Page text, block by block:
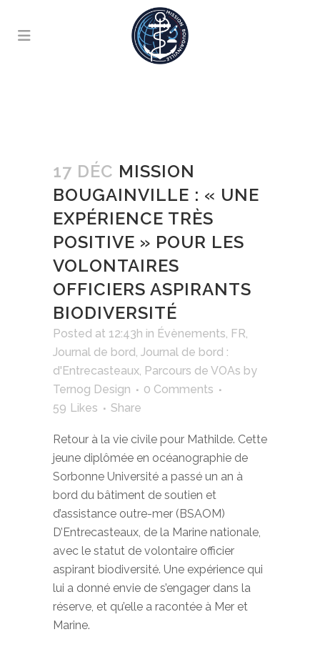
17 DÉC MISSION
BOUGAINVILLE : « UNE
EXPÉRIENCE TRÈS
POSITIVE » POUR LES
VOLONTAIRES
OFFICIERS ASPIRANTS
BIODIVERSITÉ
Posted at 12:43h in Évènements, FR,
Journal de bord, Journal de bord :
d'Entrecasteaux, Parcours de VOAs by
Ternog Design
0 Comments
59 Likes Share
Retour à la vie civile pour Mathilde. Cette
jeune diplômée en océanographie de
Sorbonne Université a passé un an à
bord du bâtiment de soutien et
d’assistance outre-mer (BSAOM)
D’Entrecasteaux, de la Marine nationale,
avec le statut de volontaire officier
aspirant biodiversité. Une expérience qui
lui a donné envie de s’engager dans la
réserve, et qu’elle a racontée à Mer et
Marine.